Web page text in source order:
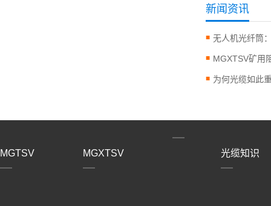
新闻资讯
为何光缆如此
MGTSV MGXTSV 光缆知识